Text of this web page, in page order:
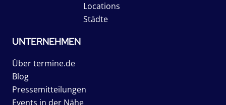
Locations
Städte
UNTERNEHMEN
Über termine.de
Blog
Pressemitteilungen
Events in der Nähe